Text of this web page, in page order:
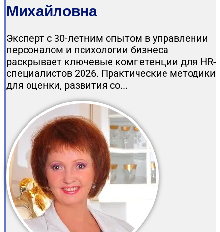
Михайловна
Эксперт с 30-летним опытом в управлении
персоналом и психологии бизнеса
раскрывает ключевые компетенции для HR-
специалистов 2026. Практические методики
для оценки, развития со...